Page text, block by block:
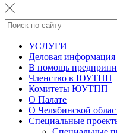
УСЛУГИ
Деловая информация
В помощь
Членство в ЮУТПП
Комитеты ЮУТПП
О Палате
О Челябинской
Специальные